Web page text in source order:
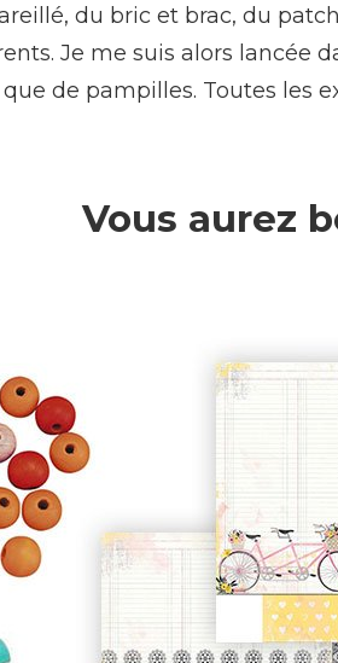
du bric et brac, du
Je me suis alors lancée
de pampilles. Toutes les
Vous aurez